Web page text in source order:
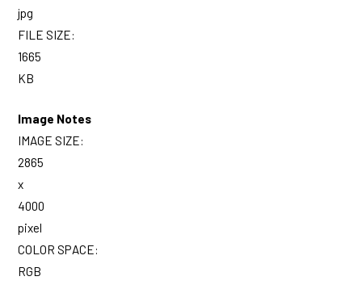
jpg
FILE SIZE:
1665
KB
Image Notes
IMAGE SIZE:
2865
x
4000
pixel
COLOR SPACE:
RGB